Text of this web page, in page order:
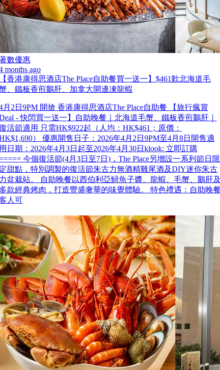
數優惠
months ago
香港康得思酒店The Place自助餐買一送一】$461歎北海道毛
、鐵板香煎鵝肝、加拿大開邊凍龍蝦
月2日9PM 開搶 香港康得思酒店The Place自助餐 【旅行瘋賞
- 快閃買一送一】自助晚餐｜北海道毛蟹、鐵板香煎鵝肝｜
活節適用 只需HK$922起（人均：HK$461；原價：
） 優惠開售日子：2026年4月2日9PM至4月8日開售適
日期：2026年4月3日起至2026年4月30日klook: 立即訂購
今個復活節(4月3日至7日)，The Place另增設一系列節日限
甜點，特別調製的復活節朱古力無酒精雞尾酒及DIY迷你朱古
盆栽站。 自助晚餐以西伯利亞鱘魚子醬、龍蝦、毛蟹、鵝肝
款經典烤肉，打造豐盛奢華的味覺體驗。 特色禮遇：自助晚
人可